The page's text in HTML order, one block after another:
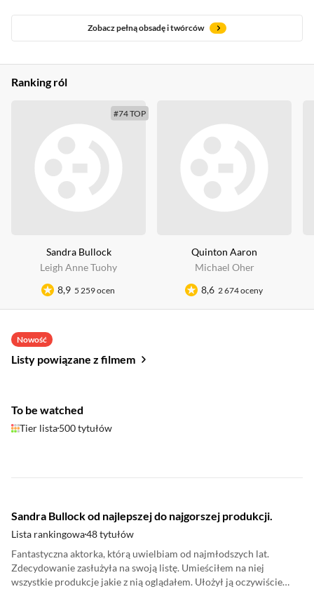
Zobacz pełną obsadę i twórców
Ranking ról
#74 TOP
Sandra Bullock
Leigh Anne Tuohy
8,9 5 259 ocen
Quinton Aaron
Michael Oher
8,6 2 674 oceny
Nowość
Listy powiązane z filmem
To be watched
Tier lista500 tytułów
Sandra Bullock od najlepszej do najgorszej produkcji.
Lista rankingowa48 tytułów
Fantastyczna aktorka, którą uwielbiam od najmłodszych lat.
Zdecydowanie zasłużyła na swoją listę. Umieściłem na niej
wszystkie produkcje jakie z nią oglądałem. Ułożył ją oczywiście